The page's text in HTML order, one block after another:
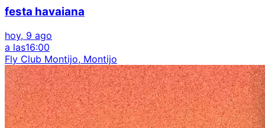
festa havaiana
hoy, 9 ago
a las16:00
Fly Club Montijo, Montijo